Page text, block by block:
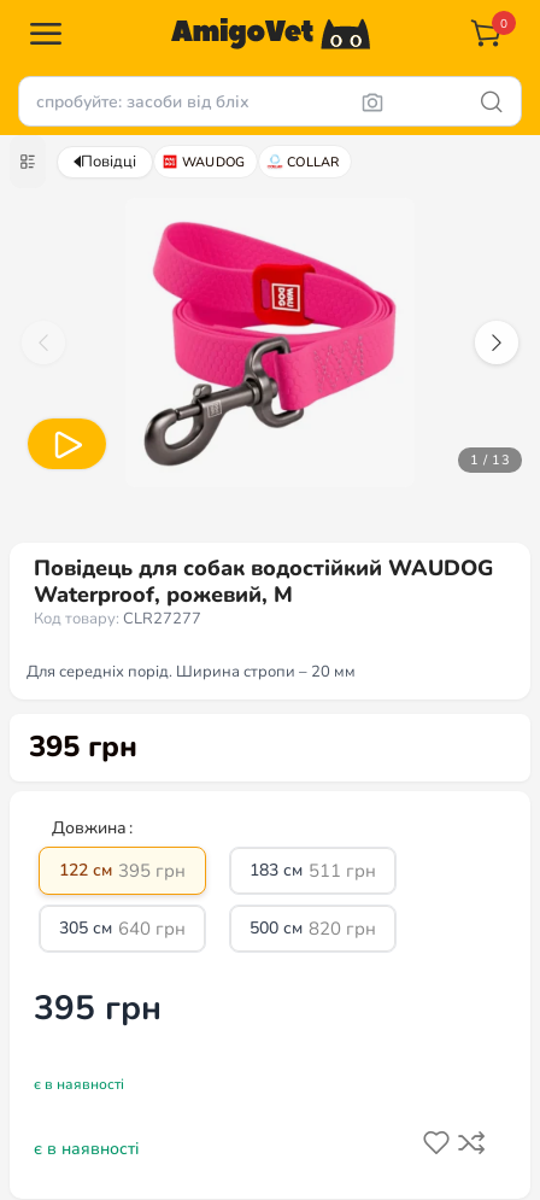
0
Повідці WAUDOG COLLAR
1 / 13
Повідець для собак водостійкий WAUDOG
Waterproof, рожевий, M
Код товару: CLR27277
Для середніх порід. Ширина стропи – 20 мм
395 грн
Довжина
122 см 395 грн 183 см 511 грн
305 см 640 грн 500 см 820 грн
є в наявності
395 грн
є в наявності